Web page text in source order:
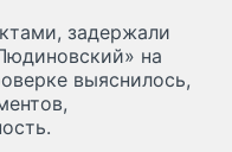
задержали
на
выяснилось,